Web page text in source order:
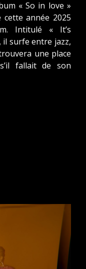
« So in love »
cette année 2025
Intitulé « It’s
il surfe entre jazz,
une place
fallait de son